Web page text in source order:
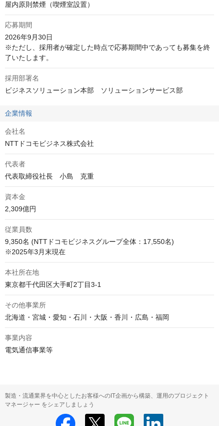
屋内原則禁煙（喫煙室設置）
応募期間
2026年9月30日
※ただし、採用者が確定した時点で応募期間中であっても募集を終
了いたします。
採用部署名
ビジネスソリューション本部　ソリューションサービス部
企業情報
会社名
NTTドコモビジネス株式会社
代表者
代表取締役社長　小島　克重
資本金
2,309億円
従業員数
9,350名 (NTTドコモビジネスグループ全体：17,550名)
※2025年3月末現在
本社所在地
東京都千代田区大手町2丁目3-1
その他事業所
北海道・宮城・愛知・石川・大阪・香川・広島・福岡
事業内容
電気通信事業等
製造・流通業界を中心としたお客様へのIT企画から構築、運用のプロジェクト
マネージャー をシェアしましょう